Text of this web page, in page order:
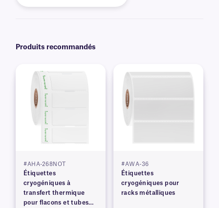
Produits recommandés
#AHA-268NOT
Étiquettes
cryogéniques à
transfert thermique
pour flacons et tubes
#AWA-36
Étiquettes
cryogéniques pour
racks métalliques